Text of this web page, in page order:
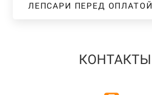
ЛЕПСАРИ ПЕРЕД
КОНТАКТЫ